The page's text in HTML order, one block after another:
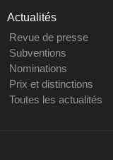
Actualités
Revue de presse
Subventions
Nominations
Prix et distinctions
Toutes les actualités